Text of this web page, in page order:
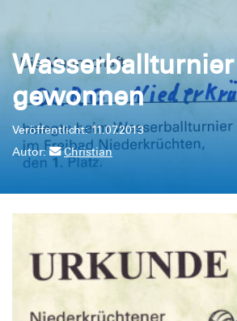
Wasserballturnier
gewonnen
Veröffentlicht: 11.07.2013
Autor:
Christian